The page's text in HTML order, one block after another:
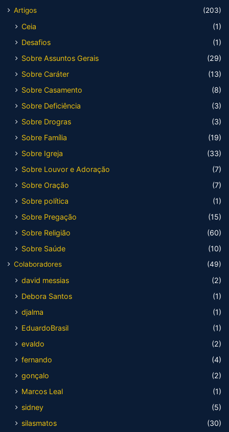
Artigos
(203)
Ceia
(1)
Desafios
(1)
Sobre Assuntos Gerais
(29)
Sobre Caráter
(13)
Sobre Casamento
(8)
Sobre Deficiência
(3)
Sobre Drogras
(3)
Sobre Família
(19)
Sobre Igreja
(33)
Sobre Louvor e Adoração
(7)
Sobre Oração
(7)
Sobre política
(1)
Sobre Pregação
(15)
Sobre Religião
(60)
Sobre Saúde
(10)
Colaboradores (49)
david messias
(2)
Debora Santos
(1)
djalma
(1)
EduardoBrasil
(1)
evaldo
(2)
fernando
(4)
gonçalo
(2)
Marcos Leal
(1)
sidney
(5)
silasmatos
(30)